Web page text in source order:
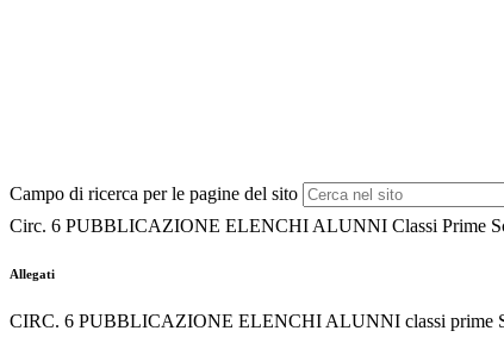
Campo di ricerca per le pagine del sito
Circ. 6 PUBBLICAZIONE ELENCHI ALUNNI Classi Prime
Allegati
CIRC. 6 PUBBLICAZIONE ELENCHI ALUNNI classi prime